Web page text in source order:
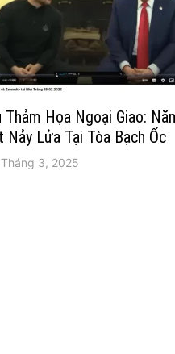
Thảm Họa Ngoại Giao:
Nảy Lửa Tại Tòa Bạch Ốc
3, 2025